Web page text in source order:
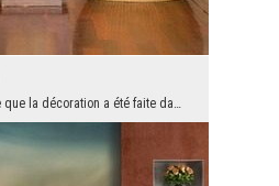
Dans ce cas, il semble que la décoration a été faite dans l'obscurité. Il est très calme . Au pre...